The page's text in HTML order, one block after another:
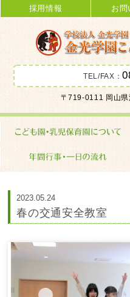
金光学園こども
法人 金光学園
採用情報 お問
TEL/FAX：
〒719-0111 岡山
2023.05.24
春の交通安全教室